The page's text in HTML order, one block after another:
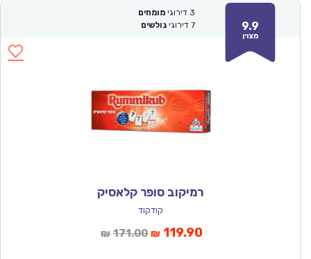
9.9
מצוין
3 דירוגי מומחים
7 דירוגי גולשים
רמיקוב סופר קלאסיק
קודקוד
₪ 171.00המחיר
₪ 119.90המחיר